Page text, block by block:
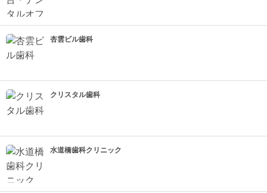
杏雲ビル歯科
クリスタル歯科
水道橋歯科クリニック